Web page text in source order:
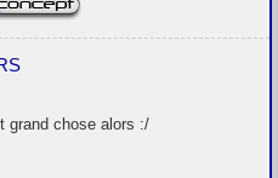
grand chose alors :/